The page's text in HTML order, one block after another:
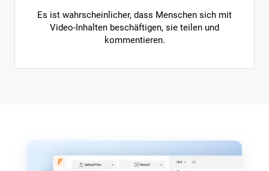
Es ist wahrscheinlicher, dass Menschen sich mit
Video-Inhalten beschäftigen, sie teilen und
kommentieren.